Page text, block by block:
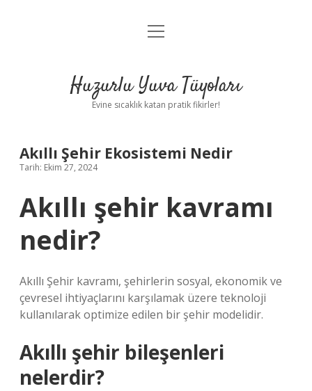
Anasayfa
Yasal Uyarı
menüyü
Huzurlu Yuva Tüyoları
Evine sıcaklık katan pratik fikirler!
Akıllı Şehir Ekosistemi Nedir
Tarih: Ekim 27, 2024
Akıllı şehir kavramı
nedir?
Akıllı Şehir kavramı, şehirlerin sosyal, ekonomik ve
çevresel ihtiyaçlarını karşılamak üzere teknoloji
kullanılarak optimize edilen bir şehir modelidir.
Akıllı şehir bileşenleri
nelerdir?